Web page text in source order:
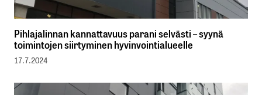
Pihlajalinnan kannattavuus parani selvästi – syynä
toimintojen siirtyminen hyvinvointialueelle
17.7.2024